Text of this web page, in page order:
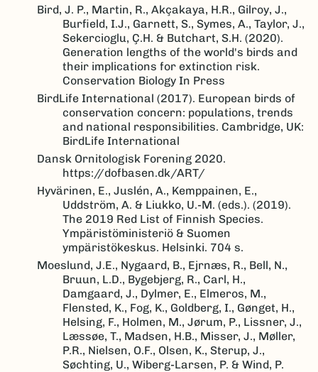
Bird, J. P., Martin, R., Akçakaya, H.R., Gilroy, J.,
Burfield, I.J., Garnett, S., Symes, A., Taylor, J.,
Sekercioglu, Ç.H. & Butchart, S.H. (2020).
Generation lengths of the world's birds and
their implications for extinction risk.
Conservation Biology In Press
BirdLife International (2017). European birds of
conservation concern: populations, trends
and national responsibilities. Cambridge, UK:
BirdLife International
Dansk Ornitologisk Forening 2020.
https://dofbasen.dk/ART/
Hyvärinen, E., Juslén, A., Kemppainen, E.,
Uddström, A. & Liukko, U.-M. (eds.). (2019).
The 2019 Red List of Finnish Species.
Ympäristöministeriö & Suomen
ympäristökeskus. Helsinki. 704 s.
Moeslund, J.E., Nygaard, B., Ejrnæs, R., Bell, N.,
Bruun, L.D., Bygebjerg, R., Carl, H.,
Damgaard, J., Dylmer, E., Elmeros, M.,
Flensted, K., Fog, K., Goldberg, I., Gønget, H.,
Helsing, F., Holmen, M., Jørum, P., Lissner, J.,
Læssøe, T., Madsen, H.B., Misser, J., Møller,
P.R., Nielsen, O.F., Olsen, K., Sterup, J.,
Søchting, U., Wiberg-Larsen, P. & Wind, P.